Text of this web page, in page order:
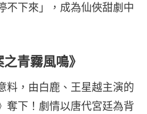
不下來」，成為仙俠甜劇中
青霧風鳴》
料，由白鹿、王星越主演的
奪下！劇情以唐代宮廷為背